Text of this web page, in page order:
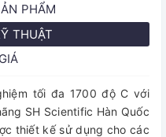
PHẨM
THUẬT
tối đa 1700 độ C với
SH Scientific Hàn Quốc
thiết kế sử dụng cho các